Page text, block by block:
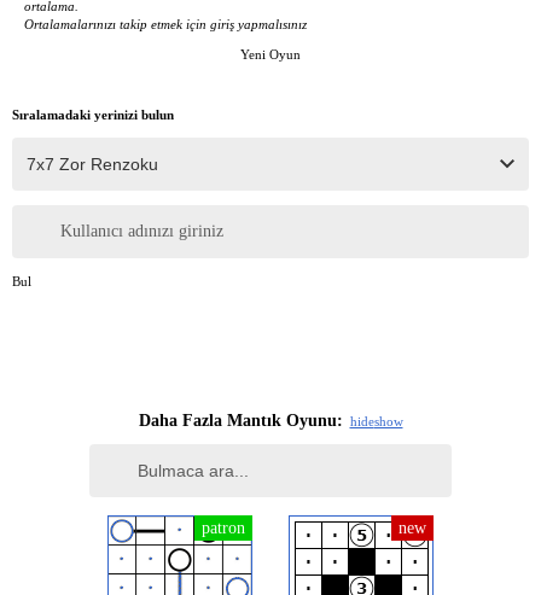
ortalama.
Ortalamalarınızı takip etmek için giriş yapmalısınız
Yeni Oyun
Sıralamadaki yerinizi bulun
Kullanıcı adınızı giriniz
Bul
Daha Fazla Mantık Oyunu: hideshow